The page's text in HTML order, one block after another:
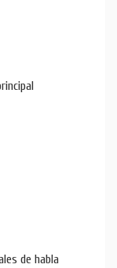
de habla